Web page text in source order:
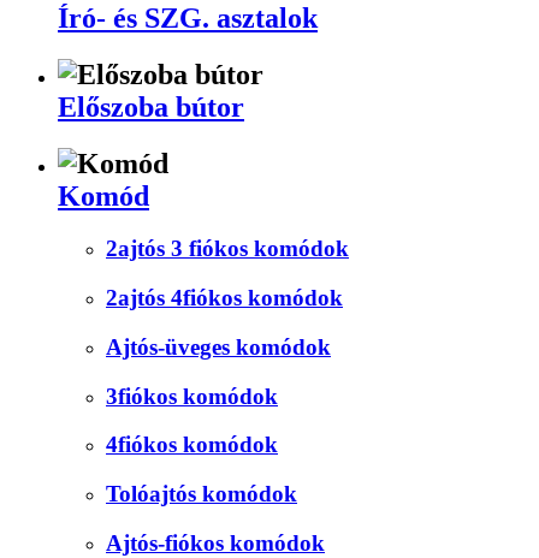
Író- és SZG. asztalok
Előszoba bútor
Komód
2ajtós 3 fiókos komódok
2ajtós 4fiókos komódok
Ajtós-üveges komódok
3fiókos komódok
4fiókos komódok
Tolóajtós komódok
Ajtós-fiókos komódok